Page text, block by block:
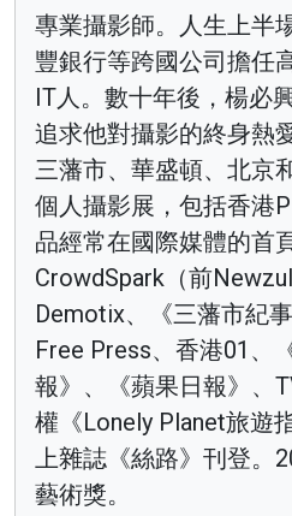
專業攝影師。人生上半
豐銀行等跨國公司擔任
IT人。數十年後，楊必
追求他對攝影的終身熱
三藩市、華盛頓、北京
個人攝影展，包括香港
品經常在國際媒體的首
CrowdSpark（前
Demotix、《三藩市紀
Free Press、香港01、
報》、《蘋果日報》、
權《Lonely Planet旅遊
上雜誌《絲路》刊登。
藝術獎。